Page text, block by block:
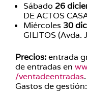
Sábado 26
DE ACTOS
Miércoles 30
GILITOS (Avda.
Precios:entrada
de entradas en
/ventadeentradas.
Gastos de